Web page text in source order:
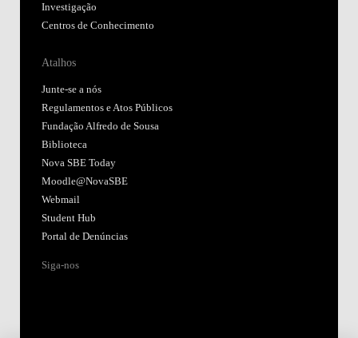
Investigação
Centros de Conhecimento
Atalhos
Junte-se a nós
Regulamentos e Atos Públicos
Fundação Alfredo de Sousa
Biblioteca
Nova SBE Today
Moodle@NovaSBE
Webmail
Student Hub
Portal de Denúncias
Siga-nos